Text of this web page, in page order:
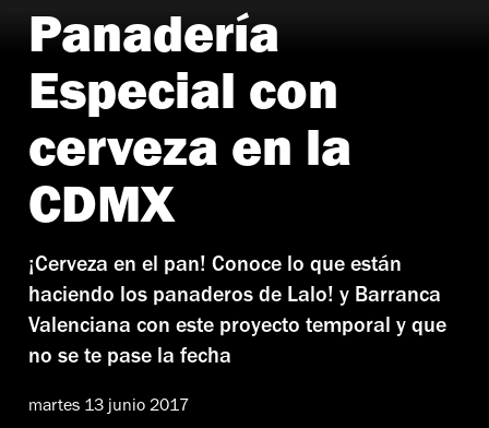
Foto: Cortesía Panadería Especial
Panadería
Especial con
cerveza en la
CDMX
¡Cerveza en el pan! Conoce lo que están
haciendo los panaderos de Lalo! y Barranca
Valenciana con este proyecto temporal y que
no se te pase la fecha
martes 13 junio 2017